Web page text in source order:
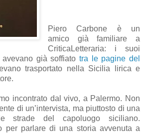
Piero Carbone è un
amico già familiare a
CriticaLetteraria: i suoi
già soffiato tra le pagine del
trasportato nella Sicilia lirica e
incontrato dal vivo, a Palermo. Non
di un’intervista, ma piuttosto di una
strade del capoluogo siciliano.
per parlare di una storia avvenuta a